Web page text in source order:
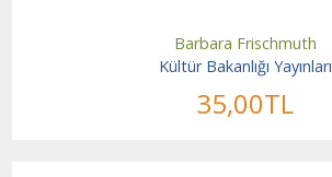
Barbara Frischmuth
Kültür Bakanlığı Yayınları
35,00TL